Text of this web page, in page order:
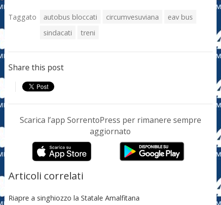
Taggato autobus bloccati circumvesuviana
eav bus
sindacati
treni
Share this post
Scarica l’app SorrentoPress per rimanere sempre
aggiornato
Articoli correlati
Riapre a singhiozzo la Statale Amalfitana